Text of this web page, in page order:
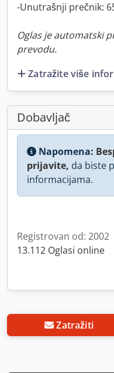
-Unutrašnji prečnik:
Oglas je automatski
prevodu.
Zatražite više
Dobavljač
Napomena:
prijavite, da biste
informacijama.
Registrovan od: 2002
13.112 Oglasi online
Zatražiti